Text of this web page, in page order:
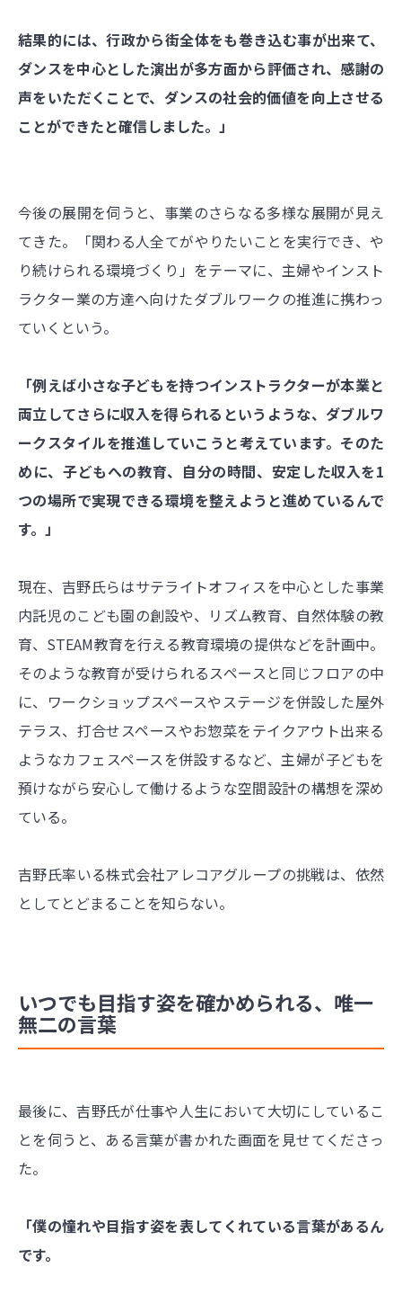
結果的には、行政から街全体をも巻き込む事が出来て、
ダンスを中心とした演出が多方面から評価され、感謝の
声をいただくことで、ダンスの社会的価値を向上させる
ことができたと確信しました。」
今後の展開を伺うと、事業のさらなる多様な展開が見え
てきた。「関わる人全てがやりたいことを実行でき、や
り続けられる環境づくり」をテーマに、主婦やインスト
ラクター業の方達へ向けたダブルワークの推進に携わっ
ていくという。
「例えば小さな子どもを持つインストラクターが本業と
両立してさらに収入を得られるというような、ダブルワ
ークスタイルを推進していこうと考えています。そのた
めに、子どもへの教育、自分の時間、安定した収入を1
つの場所で実現できる環境を整えようと進めているんで
す。」
現在、吉野氏らはサテライトオフィスを中心とした事業
内託児のこども園の創設や、リズム教育、自然体験の教
育、STEAM教育を行える教育環境の提供などを計画中。
そのような教育が受けられるスペースと同じフロアの中
に、ワークショップスペースやステージを併設した屋外
テラス、打合せスペースやお惣菜をテイクアウト出来る
ようなカフェスペースを併設するなど、主婦が子どもを
預けながら安心して働けるような空間設計の構想を深め
ている。
吉野氏率いる株式会社アレコアグループの挑戦は、依然
としてとどまることを知らない。
いつでも目指す姿を確かめられる、唯一
無二の言葉
最後に、吉野氏が仕事や人生において大切にしているこ
とを伺うと、ある言葉が書かれた画面を見せてくださっ
た。
「僕の憧れや目指す姿を表してくれている言葉があるん
です。